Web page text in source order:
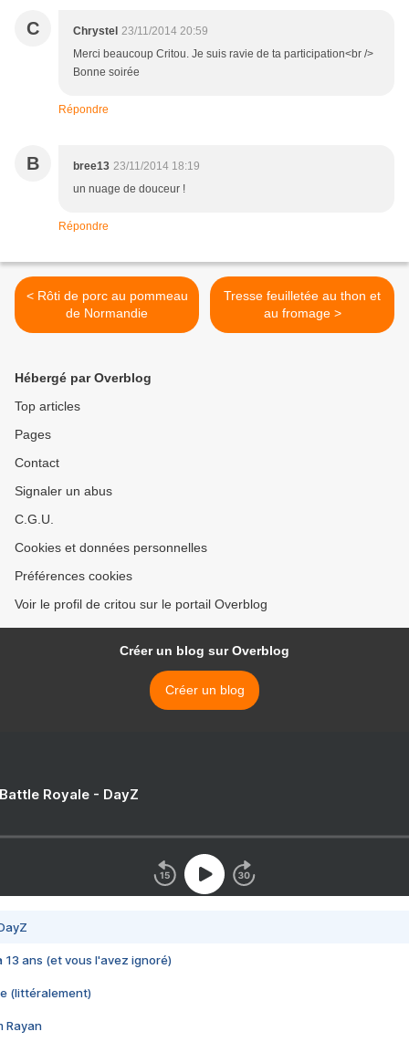
C Chrystel 23/11/2014 20:59
Merci beaucoup Critou. Je suis ravie de ta participation<br />
Bonne soirée
Répondre
B bree13 23/11/2014 18:19
un nuage de douceur !
Répondre
< Rôti de porc au pommeau
de Normandie
Tresse feuilletée au thon et
au fromage >
Hébergé par Overblog
Top articles
Pages
Contact
Signaler un abus
C.G.U.
Cookies et données personnelles
Préférences cookies
Voir le profil de critou sur le portail Overblog
Créer un blog sur Overblog
Créer un blog
Royale - DayZ
13 ans (et vous l'avez ignoré)
(littéralement)
Rayan